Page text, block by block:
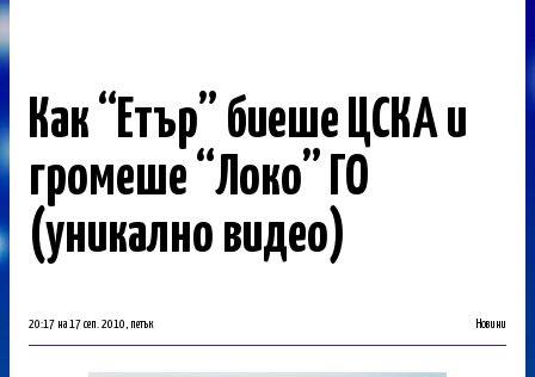
Как “Етър” биеше ЦСКА и
громеше “Локо” ГО
(уникално видео)
20:17 на 17 сеп. 2010, петък Новини